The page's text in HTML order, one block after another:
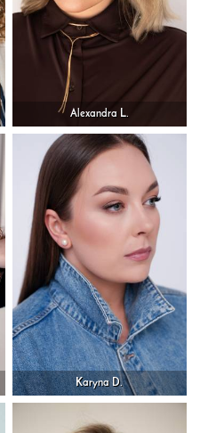
Alexandra L.
Karyna D.